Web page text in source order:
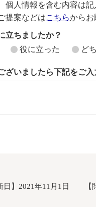
個人情報を含む内容は記
提案などはこちらからお
立ちましたか？
役に立った ど
ざいましたら下記をご入
日】 2021年11月1日 【